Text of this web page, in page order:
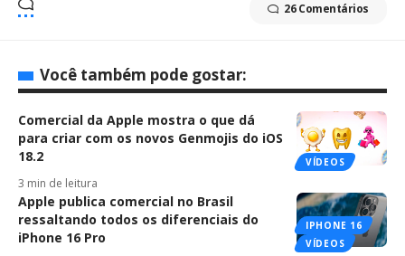
26 Comentários
Você também pode gostar:
VÍDEOS
Comercial da Apple mostra o que dá
para criar com os novos Genmojis do iOS
18.2
3 min de leitura
IPHONE 16
VÍDEOS
Apple publica comercial no Brasil
ressaltando todos os diferenciais do
iPhone 16 Pro